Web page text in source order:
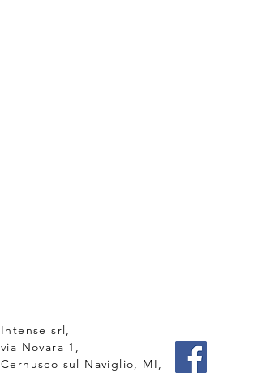
Intense srl,
via Novara 1,
Cernusco sul Naviglio, MI,